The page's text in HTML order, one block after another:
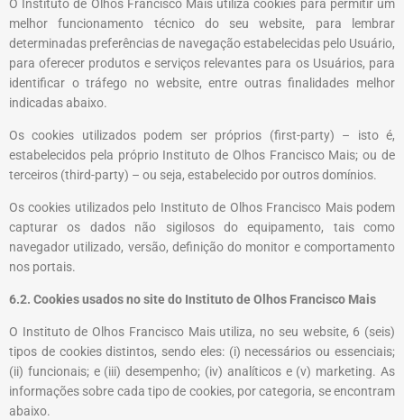
O Instituto de Olhos Francisco Mais utiliza cookies para permitir um
melhor funcionamento técnico do seu website, para lembrar
determinadas preferências de navegação estabelecidas pelo Usuário,
para oferecer produtos e serviços relevantes para os Usuários, para
identificar o tráfego no website, entre outras finalidades melhor
indicadas abaixo.
Os cookies utilizados podem ser próprios (first-party) – isto é,
estabelecidos pela próprio Instituto de Olhos Francisco Mais; ou de
terceiros (third-party) – ou seja, estabelecido por outros domínios.
Os cookies utilizados pelo Instituto de Olhos Francisco Maispodem
capturar os dados não sigilosos do equipamento, tais como
navegador utilizado, versão, definição do monitor e comportamento
nos portais.
6.2. Cookies usados no site do Instituto de Olhos Francisco Mais
O Instituto de Olhos Francisco Maisutiliza, no seu website, 6 (seis)
tipos de cookies distintos, sendo eles: (i) necessários ou essenciais;
(ii) funcionais; e (iii) desempenho; (iv) analíticos e (v) marketing. As
informações sobre cada tipo de cookies, por categoria, se encontram
abaixo.